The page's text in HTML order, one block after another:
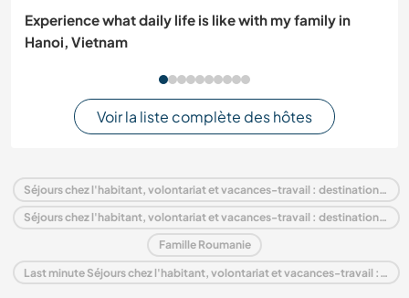
Experience what daily life is like with my family in
Hanoi, Vietnam
Voir la liste complète des hôtes
Séjours chez l'habitant, volontariat et vacances-travail : destination Roumanie
Séjours chez l'habitant, volontariat et vacances-travail : destination Europe
Famille Roumanie
Last minute Séjours chez l'habitant, volontariat et vacances-travail : destination Roumanie